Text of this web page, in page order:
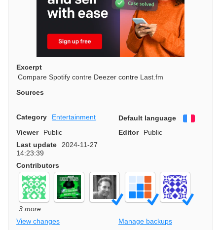
Excerpt
Compare Spotify contre Deezer contre Last.fm
Sources
Category Entertainment Default language
Viewer
Public Editor
Public
Last update
2024-11-27
14:23:39
Contributors
3 more
View changes
Manage backups